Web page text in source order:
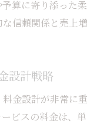
算に寄り添った柔
信頼関係と売上増
設計戦略
金設計が非常に重
ビスの料金は、単